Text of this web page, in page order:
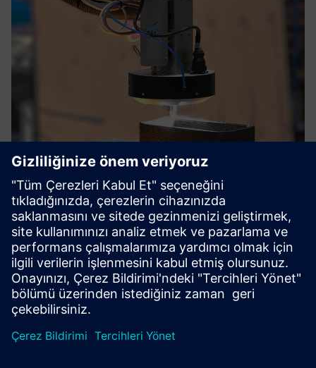
Directed Energy Material Extrusion
- DEMEX
Yönlendirilmiş Enerji Malzemesi Ekstrüzyonu (DEMEX),
geniş formatlı AM'de yetersiz katman yapışmasının
üstesinden gelmek için güçlendirilebilir bir çözümdür.
Daha fazla bilgi edinin